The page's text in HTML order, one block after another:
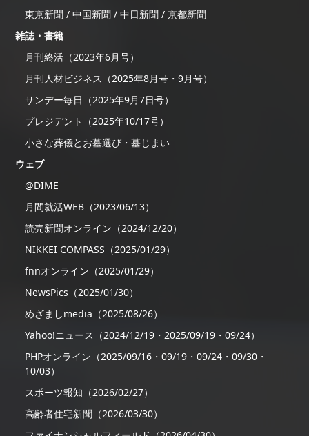
東京新聞 / 中国新聞 / 中日新聞 / 京都新聞
雑誌・書籍
月刊終活（2023年6月号）
月刊人材ビジネス（2025年8月号・9月号）
サンデー毎日（2025年9月7日号）
プレジデント（2025年10/17号）
小さな葬儀とお墓選び・墓じまい
ウェブ
@DIME
月間就活WEB（2023/06/13）
読売新聞オンライン（2024/12/20）
NIKKEI COMPASS（2025/01/29）
fnnオンライン（2025/01/29）
NewsPics（2025/01/30）
めざましmedia（2025/08/26）
Yahoo!ニュース（2024/12/19・2025/09/19・09/24）
PHPオンライン（2025/09/16・09/19・09/24・09/30・
10/03）
スポーツ報知（2026/02/27）
高齢者住宅新聞（2026/03/30）